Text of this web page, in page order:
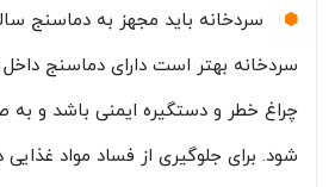
سردخانه باید مجهز به دماسنج
سردخانه بهتر است دارای دماسنج
چراغ خطر و دستگیره ایمنی باشد و به
شود. برای جلوگیری از فساد مواد غذایی